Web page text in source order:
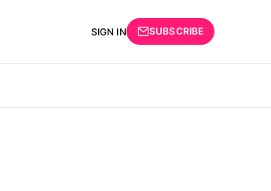
SIGN IN SUBSCRIBE